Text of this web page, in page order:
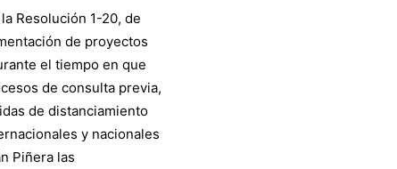
Resolución 1-20, de
de proyectos
el tiempo en que
de consulta previa,
de distanciamiento
y nacionales
Piñera las